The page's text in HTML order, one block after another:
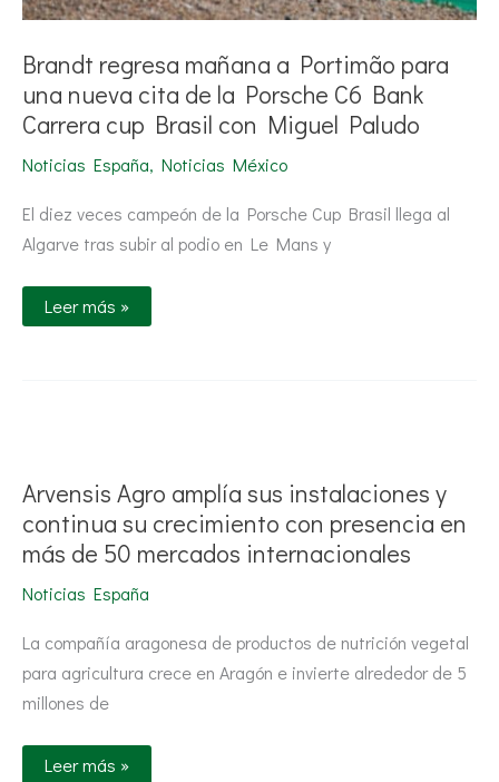
Brandt regresa mañana a Portimão para
una nueva cita de la Porsche C6 Bank
Carrera cup Brasil con Miguel Paludo
Noticias España, Noticias México
El diez veces campeón de la Porsche Cup Brasil llega al
Algarve tras subir al podio en Le Mans y
Brasil
con
Paludo
Leer más »
Arvensis Agro amplía sus instalaciones y
continua su crecimiento con presencia en
más de 50 mercados internacionales
Noticias España
La compañía aragonesa de productos de nutrición vegetal
para agricultura crece en Aragón e invierte alrededor de 5
millones de
instalaciones
y
continua
su
crecimiento
con
presencia
más
50
mercados
internacionales
Leer más »